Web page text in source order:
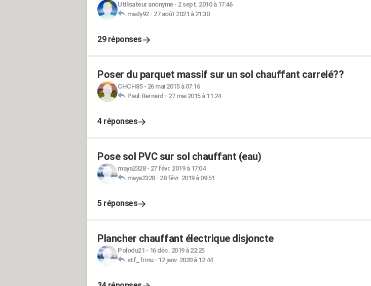
Utilisateur anonyme- 2 sept. 2010 à 17:46
mady92- 27 août 2021 à 21:30
29 réponses
Poser du parquet massif sur un sol chauffant carrelé??
CHCH85- 26 mai 2015 à 07:16
Paul-Bernard - 27 mai 2015 à 11:24
4 réponses
Pose sol PVC sur sol chauffant (eau)
maya2328- 27 févr. 2019 à 17:04
maya2328- 28 févr. 2019 à 09:51
5 réponses
Plancher chauffant électrique disjoncte
Polodu21 - 16 déc. 2019 à 22:25
stf_frmu- 12 janv. 2020 à 12:44